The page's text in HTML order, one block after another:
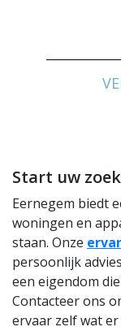
Start uw
Eernegem biedt
woningen en
staan. Onze
persoonlijk
een eigendom
Contacteer ons
ervaar zelf wat